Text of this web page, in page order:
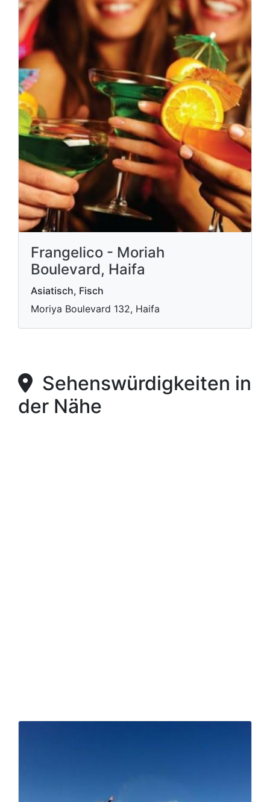
Frangelico - Moriah
Boulevard, Haifa
Asiatisch, Fisch
Moriya Boulevard 132, Haifa
Sehenswürdigkeiten in
der Nähe